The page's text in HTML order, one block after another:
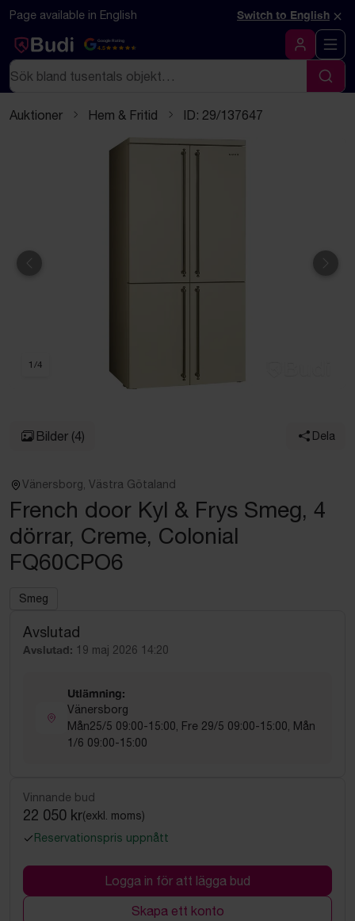
Hoppa till innehåll
Textbaserad (markdown) version av denna sida
Page available in English Switch to English ×
Google Rating
4.5
Logga in
Sök
Sök
Auktioner Hem & Fritid ID: 29/137647
Föregående
1 /4
Bilder (4) Dela
Vänersborg, Västra Götaland
French door Kyl & Frys Smeg, 4
dörrar, Creme, Colonial
FQ60CPO6
Smeg
Avslutad
Avslutad: 19 maj 2026 14:20
Utlämning:
Vänersborg
Mån25/5 09:00-15:00, Fre 29/5 09:00-15:00, Mån
1/6 09:00-15:00
Vinnande bud
22 050 kr(exkl. moms)
Reservationspris uppnått
Logga in för att lägga bud
Skapa ett konto